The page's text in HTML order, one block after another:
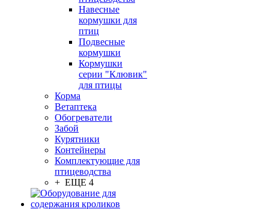
Навесные
кормушки для
птиц
Подвесные
кормушки
Кормушки
серии "Клювик"
для птицы
Корма
Ветаптека
Обогреватели
Забой
Курятники
Контейнеры
Комплектующие для
птицеводства
+ ЕЩЕ 4